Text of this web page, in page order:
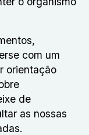
com um
orientação
de
as nossas